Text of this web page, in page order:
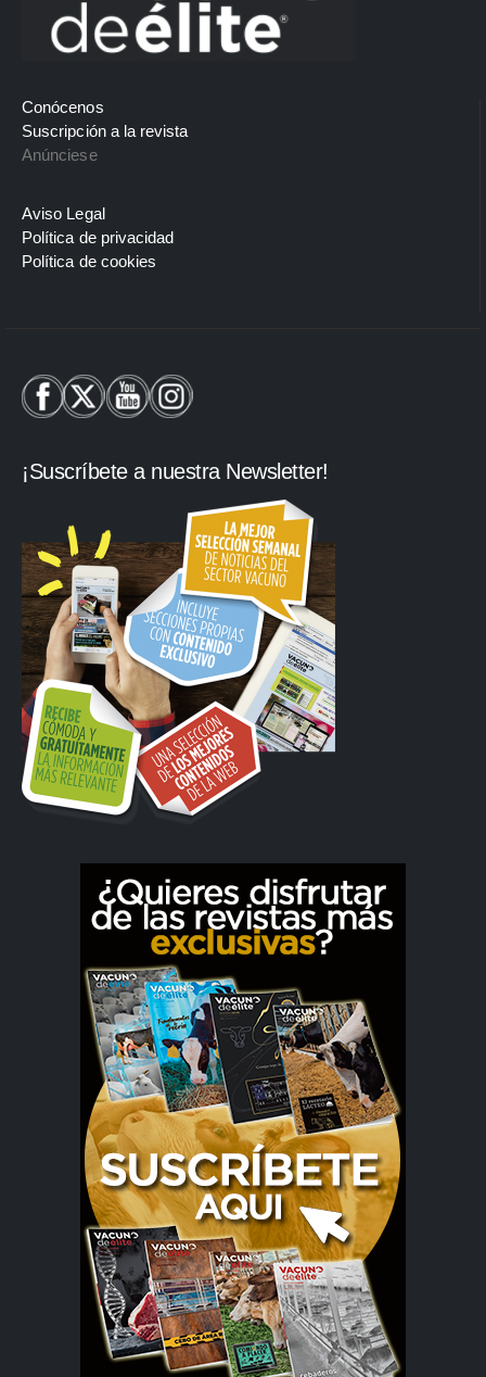
Conócenos
Suscripción a la revista
Anúnciese
Aviso Legal
Política de privacidad
Política de cookies
¡Suscríbete a nuestra Newsletter!